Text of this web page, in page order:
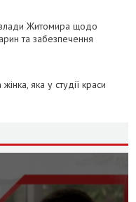
влади Житомира щодо
та забезпечення
яка у студії краси